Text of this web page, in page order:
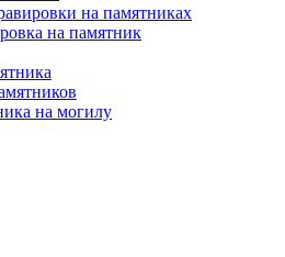
на памятниках
на памятник
на могилу